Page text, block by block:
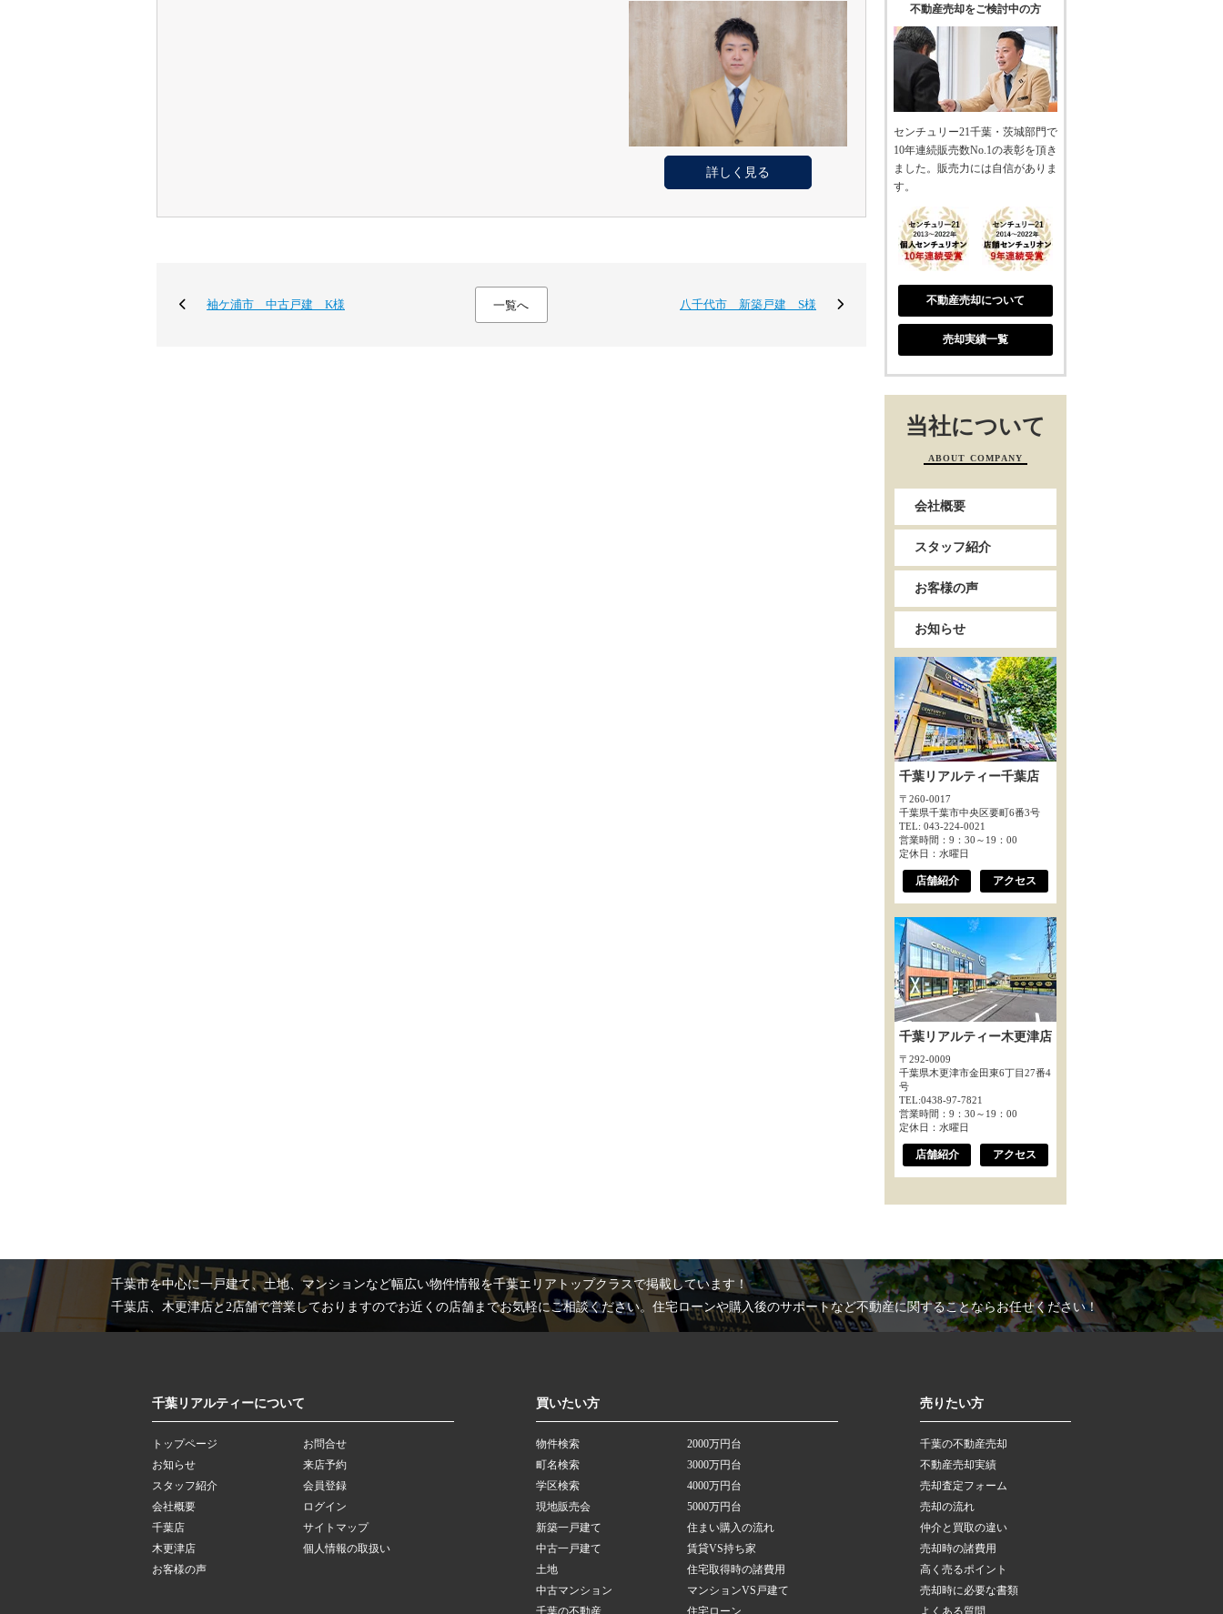
詳しく見る
袖ケ浦市 中古戸建 K様 一覧へ 八千代市 新築戸建 S様
不動産売却をご検討中の方
センチュリー21千葉・茨城部門で
10年連続販売数No.1の表彰を頂き
ました。販売力には自信がありま
す。
不動産売却について
売却実績一覧
当社について
ABOUT COMPANY
会社概要
スタッフ紹介
お客様の声
お知らせ
千葉リアルティー千葉店
〒260-0017
千葉県千葉市中央区要町6番3号
TEL: 043-224-0021
営業時間：9：30～19：00
定休日：水曜日
店舗紹介 アクセス
千葉リアルティー木更津店
〒292-0009
千葉県木更津市金田東6丁目27番4
号
TEL:0438-97-7821
営業時間：9：30～19：00
定休日：水曜日
店舗紹介 アクセス
千葉市を中心に一戸建て、土地、マンションなど幅広い物件情報を千葉エリアトップクラスで掲載しています！
千葉店、木更津店と2店舗で営業しておりますのでお近くの店舗までお気軽にご相談ください。住宅ローンや購入後のサポートなど不動産に関することならお任せください！
千葉リアルティーについて
トップページ
お知らせ
スタッフ紹介
会社概要
千葉店
木更津店
お客様の声
お問合せ
来店予約
会員登録
ログイン
サイトマップ
個人情報の取扱い
買いたい方
物件検索
町名検索
学区検索
現地販売会
新築一戸建て
中古一戸建て
土地
中古マンション
千葉の不動産
2000万円台
3000万円台
4000万円台
5000万円台
住まい購入の流れ
賃貸VS持ち家
住宅取得時の諸費用
マンションVS戸建て
住宅ローン
売りたい方
千葉の不動産売却
不動産売却実績
売却査定フォーム
売却の流れ
仲介と買取の違い
売却時の諸費用
高く売るポイント
売却時に必要な書類
よくある質問